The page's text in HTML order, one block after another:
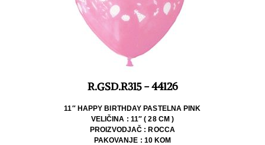
R.GSD.R315 - 44126
11″ HAPPY BIRTHDAY PASTELNA PINK
VELIČINA : 11″ ( 28 CM )
PROIZVODJAČ : ROCCA
PAKOVANJE : 10 KOM